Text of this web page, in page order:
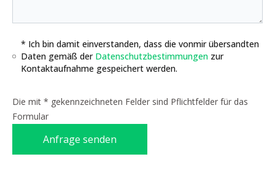
* Ich bin damit einverstanden, dass die vonmir übersandten
Daten gemäß der Datenschutzbestimmungen zur
Kontaktaufnahme gespeichert werden.
Die mit * gekennzeichneten Felder sind Pflichtfelder für das
Formular
Anfrage senden